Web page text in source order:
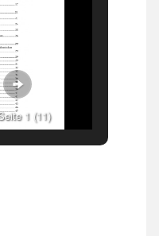
1 (11)